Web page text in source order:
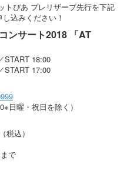
トぴあ プレリザーブ先行を下記
込みください！
ンサート2018 「AT
START 18:00
START 17:00
日曜・祝日を除く）
税込）
で